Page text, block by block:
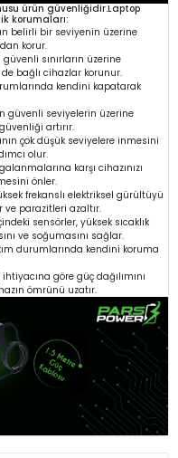
ürün güvenliğidir.Laptop
korumaları:
belirli bir seviyenin üzerine
korur.
güvenli sınırların üzerine
bağlı cihazlar korunur.
kendini kapatarak
güvenli seviyelerin üzerine
artırır.
çok düşük seviyelere inmesini
olur.
karşı cihazınızı
önler.
frekanslı elektriksel gürültüyü
ve parazitleri azaltır.
sensörler, yüksek sıcaklık
ve soğumasını sağlar.
durumlarında kendini koruma
göre güç dağılımını
ömrünü uzatır.